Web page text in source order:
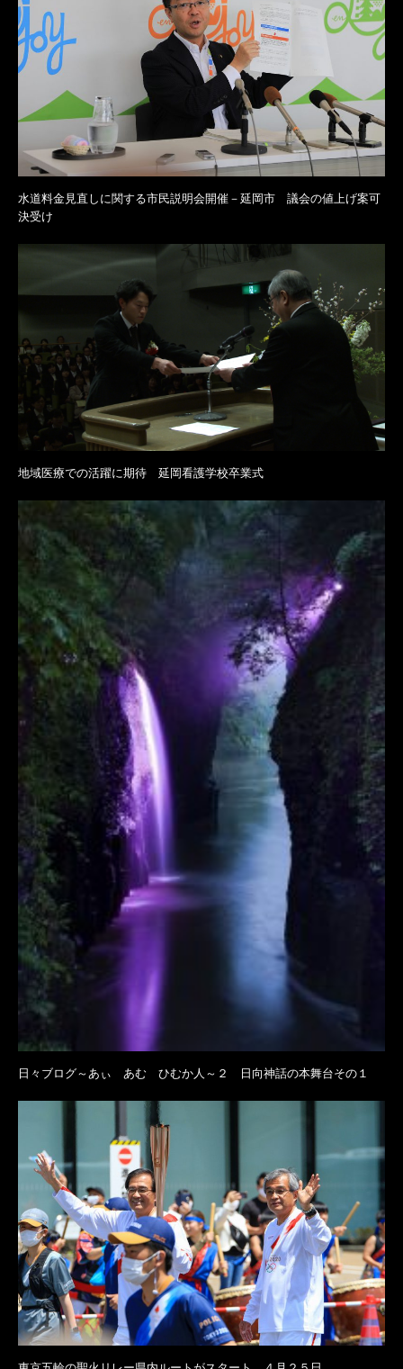
水道料金見直しに関する市民説明会開催－延岡市 議会の値上げ案可
決受け
地域医療での活躍に期待 延岡看護学校卒業式
日々ブログ～あぃ あむ ひむか人～２ 日向神話の本舞台その１